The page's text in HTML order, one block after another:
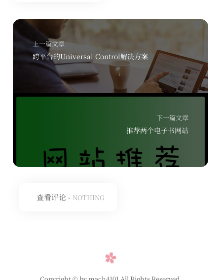
上一篇文章
跨平台的Universal Control解决方案
下一篇文章
推荐两个电子书网站
查看评论 - NOTHING